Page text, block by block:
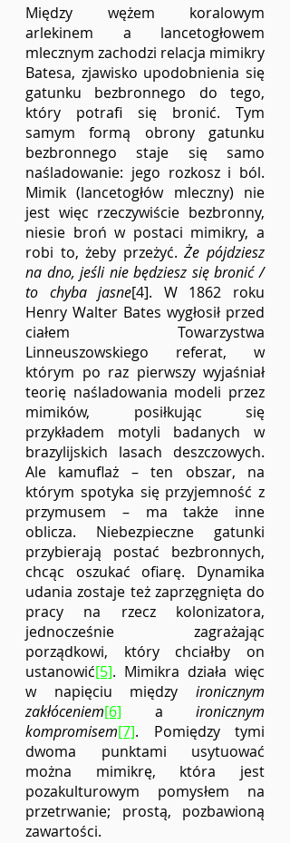
Między wężem koralowym
arlekinem a lancetogłowem
mlecznym zachodzi relacja mimikry
Batesa, zjawisko upodobnienia się
gatunku bezbronnego do tego,
który potrafi się bronić. Tym
samym formą obrony gatunku
bezbronnego staje się samo
naśladowanie: jego rozkosz i ból.
Mimik (lancetogłów mleczny) nie
jest więc rzeczywiście bezbronny,
niesie broń w postaci mimikry, a
robi to, żeby przeżyć. Że pójdziesz
na dno, jeśli nie będziesz się bronić /
to chyba jasne[4]. W 1862 roku
Henry Walter Bates wygłosił przed
ciałem Towarzystwa
Linneuszowskiego referat, w
którym po raz pierwszy wyjaśniał
teorię naśladowania modeli przez
mimików, posiłkując się
przykładem motyli badanych w
brazylijskich lasach deszczowych.
Ale kamuflaż – ten obszar, na
którym spotyka się przyjemność z
przymusem – ma także inne
oblicza. Niebezpieczne gatunki
przybierają postać bezbronnych,
chcąc oszukać ofiarę. Dynamika
udania zostaje też zaprzęgnięta do
pracy na rzecz kolonizatora,
jednocześnie zagrażając
porządkowi, który chciałby on
ustanowić[5]. Mimikra działa więc
w napięciu między ironicznym
zakłóceniem[6] a ironicznym
kompromisem[7]. Pomiędzy tymi
dwoma punktami usytuować
można mimikrę, która jest
pozakulturowym pomysłem na
przetrwanie; prostą, pozbawioną
zawartości.